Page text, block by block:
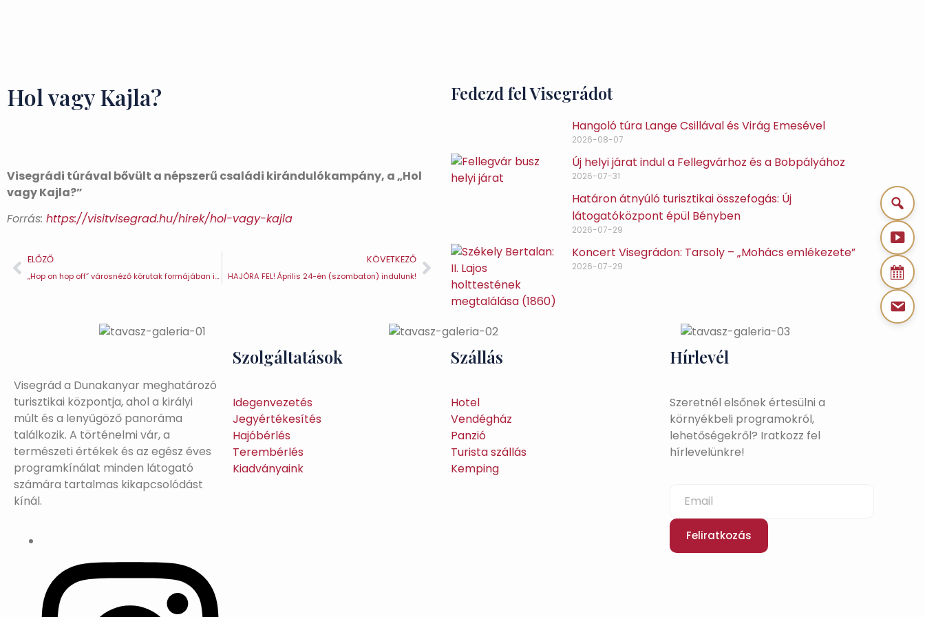
Hol vagy Kajla?
Visegrádi túrával bővült a népszerű családi kirándulókampány, a „Hol
vagy Kajla?”
Forrás: https://visitvisegrad.hu/hirek/hol-vagy-kajla
ELŐZŐ
„Hop on hop off” városnéző körutak formájában is megismerheted április 24-től Visegrádot
KÖVETKEZŐ
HAJÓRA FEL! Április 24-én (szombaton) indulunk!
Fedezd fel Visegrádot
Hangoló túra Lange Csillával és Virág Emesével
2026-08-07
Új helyi járat indul a Fellegvárhoz és a Bobpályához
2026-07-31
Határon átnyúló turisztikai összefogás: Új
látogatóközpont épül Bényben
2026-07-29
Koncert Visegrádon: Tarsoly – „Mohács emlékezete”
2026-07-29
Visegrád a Dunakanyar meghatározó
turisztikai központja, ahol a királyi
múlt és a lenyűgöző panoráma
találkozik. A történelmi vár, a
természeti értékek és az egész éves
programkínálat minden látogató
számára tartalmas kikapcsolódást
kínál.
Szolgáltatások
Idegenvezetés
Jegyértékesítés
Hajóbérlés
Terembérlés
Kiadványaink
Szállás
Hotel
Vendégház
Panzió
Turista szállás
Kemping
Hírlevél
Szeretnél elsőnek értesülni a
környékbeli programokról,
lehetőségekről? Iratkozz fel
hírlevelünkre!
Feliratkozás